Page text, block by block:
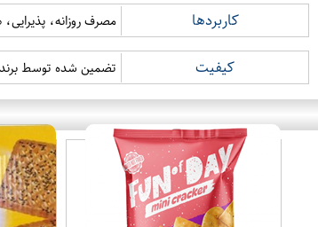
کاربردها مصرف روزانه،
کیفیت تضمین شده توسط